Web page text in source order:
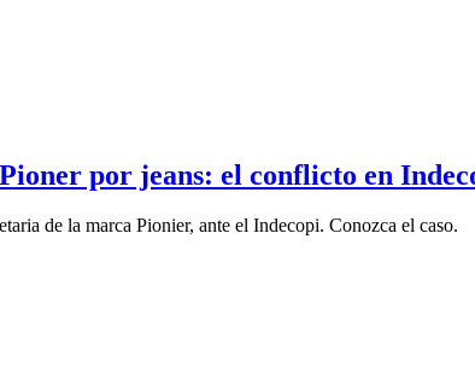
por jeans: el conflicto en
de la marca Pionier, ante el Indecopi. Conozca el caso.